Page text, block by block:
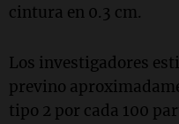
cintura en 0.3 cm.
Los investigadores
previno
tipo 2 por cada 100